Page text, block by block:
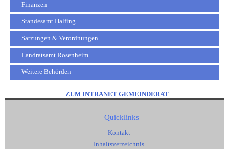
Finanzen
Standesamt Halfing
Satzungen & Verordnungen
Landratsamt Rosenheim
Weitere Behörden
ZUM INTRANET GEMEINDERAT
Quicklinks
Kontakt
Inhaltsverzeichnis